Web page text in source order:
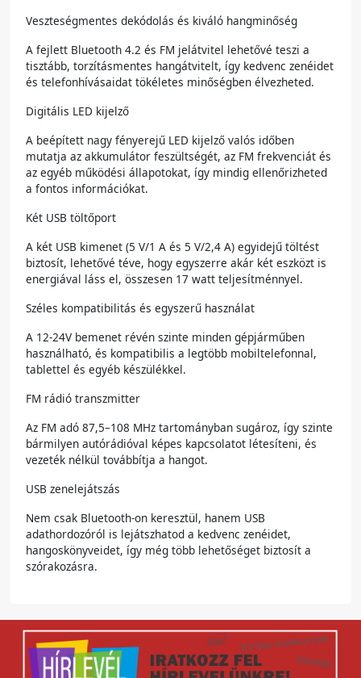
Veszteségmentes dekódolás és kiváló hangminőség
A fejlett Bluetooth 4.2 és FM jelátvitel lehetővé teszi a
tisztább, torzításmentes hangátvitelt, így kedvenc zenéidet
és telefonhívásaidat tökéletes minőségben élvezheted.
Digitális LED kijelző
A beépített nagy fényerejű LED kijelző valós időben
mutatja az akkumulátor feszültségét, az FM frekvenciát és
az egyéb működési állapotokat, így mindig ellenőrizheted
a fontos információkat.
Két USB töltőport
A két USB kimenet (5 V/1 A és 5 V/2,4 A) egyidejű töltést
biztosít, lehetővé téve, hogy egyszerre akár két eszközt is
energiával láss el, összesen 17 watt teljesítménnyel.
Széles kompatibilitás és egyszerű használat
A 12-24V bemenet révén szinte minden gépjárműben
használható, és kompatibilis a legtöbb mobiltelefonnal,
tablettel és egyéb készülékkel.
FM rádió transzmitter
Az FM adó 87,5–108 MHz tartományban sugároz, így szinte
bármilyen autórádióval képes kapcsolatot létesíteni, és
vezeték nélkül továbbítja a hangot.
USB zenelejátszás
Nem csak Bluetooth-on keresztül, hanem USB
adathordozóról is lejátszhatod a kedvenc zenéidet,
hangoskönyveidet, így még több lehetőséget biztosít a
szórakozásra.